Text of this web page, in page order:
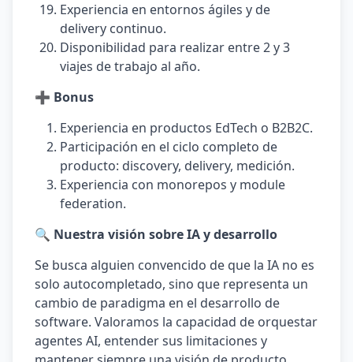
Experiencia en entornos ágiles y de
delivery continuo.
Disponibilidad para realizar entre 2 y 3
viajes de trabajo al año.
➕ Bonus
Experiencia en productos EdTech o B2B2C.
Participación en el ciclo completo de
producto: discovery, delivery, medición.
Experiencia con monorepos y module
federation.
🔍 Nuestra visión sobre IA y desarrollo
Se busca alguien convencido de que la IA no es
solo autocompletado, sino que representa un
cambio de paradigma en el desarrollo de
software. Valoramos la capacidad de orquestar
agentes AI, entender sus limitaciones y